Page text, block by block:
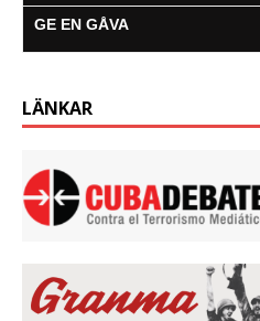
GE EN GÅVA
LÄNKAR